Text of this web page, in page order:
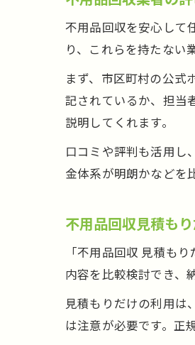
不用品回収を安心して
り、これらを持たない
まず、市区町村の公式
記されているか、担当
説明してくれます。
口コミや評判も活用し
金体系が明朗かなどを
不用品回収見積も
「不用品回収 見積も
内容を比較検討でき、
見積もりだけの利用は
は注意が必要です。正